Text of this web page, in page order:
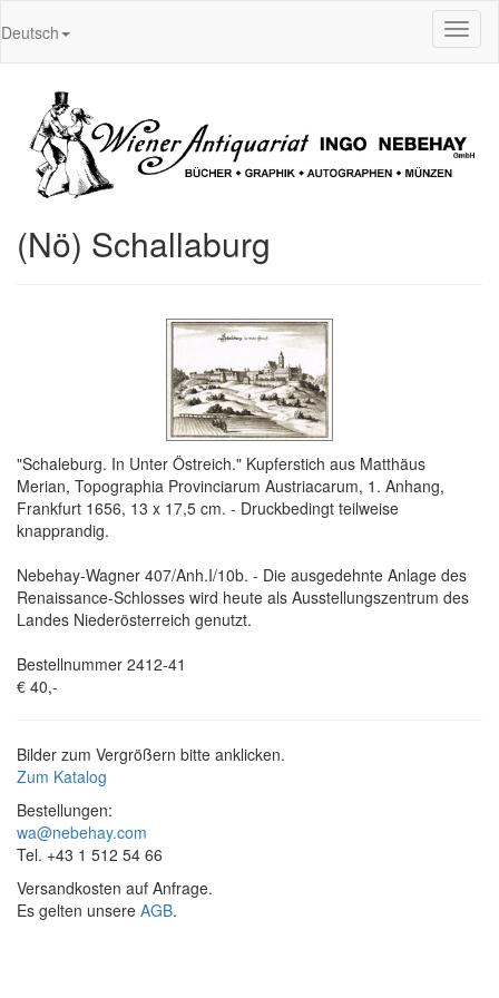
Deutsch
(Nö) Schallaburg
"Schaleburg. In Unter Östreich." Kupferstich aus Matthäus
Merian, Topographia Provinciarum Austriacarum, 1. Anhang,
Frankfurt 1656, 13 x 17,5 cm. - Druckbedingt teilweise
knapprandig.
Nebehay-Wagner 407/Anh.I/10b. - Die ausgedehnte Anlage des
Renaissance-Schlosses wird heute als Ausstellungszentrum des
Landes Niederösterreich genutzt.
Bestellnummer 2412-41
€ 40,-
Bilder zum Vergrößern bitte anklicken.
Zum Katalog
Bestellungen:
wa@nebehay.com
Tel. +43 1 512 54 66
Versandkosten auf Anfrage.
Es gelten unsere AGB.